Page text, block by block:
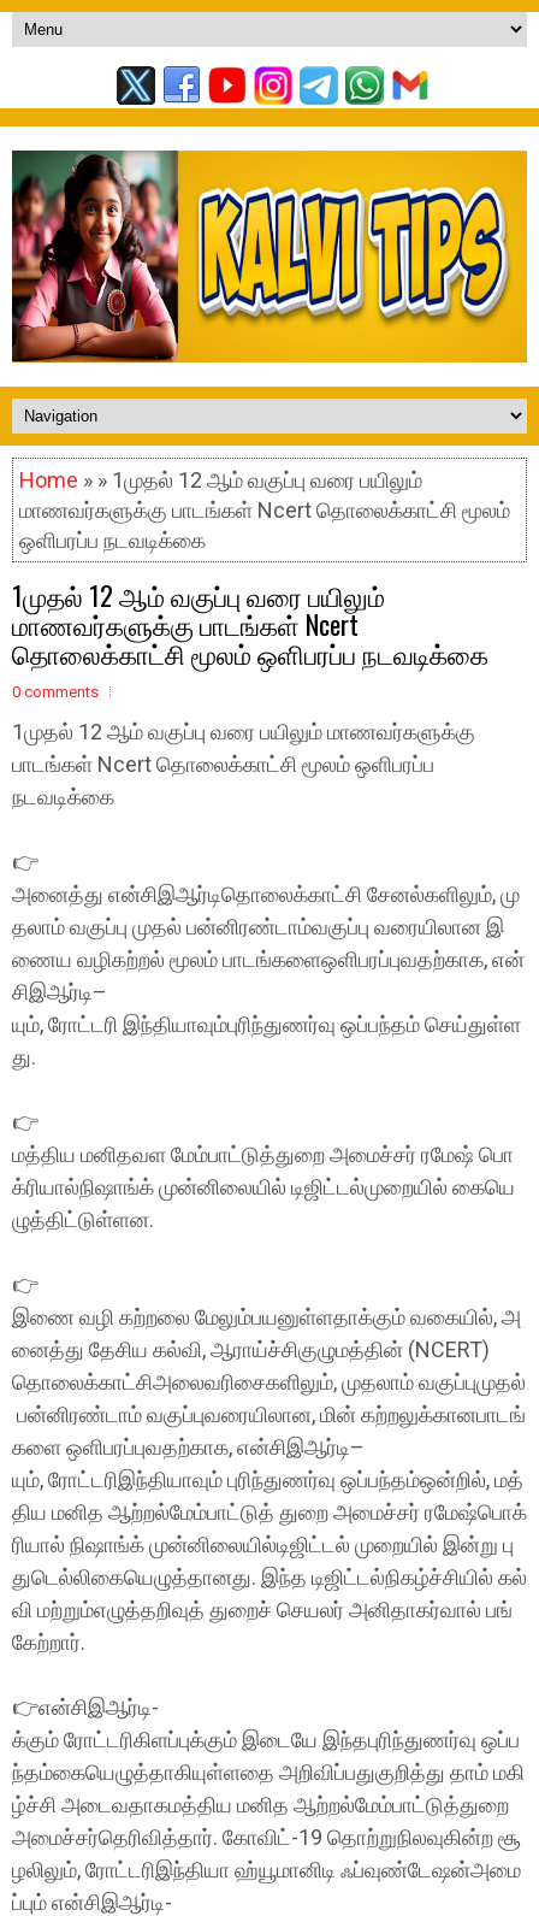
Home » » 1முதல் 12 ஆம் வகுப்பு வரை பயிலும்
மாணவர்களுக்கு பாடங்கள் Ncert தொலைக்காட்சி மூலம்
ஒளிபரப்ப நடவடிக்கை
1முதல் 12 ஆம் வகுப்பு வரை பயிலும்
மாணவர்களுக்கு பாடங்கள் Ncert
தொலைக்காட்சி மூலம் ஒளிபரப்ப நடவடிக்கை
0 comments
1முதல் 12 ஆம் வகுப்பு வரை பயிலும் மாணவர்களுக்கு
பாடங்கள் Ncert தொலைக்காட்சி மூலம் ஒளிபரப்ப
நடவடிக்கை
👉
அனைத்து என்சிஇஆர்டிதொலைக்காட்சி சேனல்களிலும், மு
தலாம் வகுப்பு முதல் பன்னிரண்டாம்வகுப்பு வரையிலான இ
ணைய வழிகற்றல் மூலம் பாடங்களைஒளிபரப்புவதற்காக, என்
சிஇஆர்டி–
யும், ரோட்டரி இந்தியாவும்புரிந்துணர்வு ஒப்பந்தம் செய்துள்ள
து.
👉
மத்திய மனிதவள மேம்பாட்டுத்துறை அமைச்சர் ரமேஷ் பொ
க்ரியால்நிஷாங்க் முன்னிலையில் டிஜிட்டல்முறையில் கையெ
ழுத்திட்டுள்ளன.
👉
இணை வழி கற்றலை மேலும்பயனுள்ளதாக்கும் வகையில், அ
னைத்து தேசிய கல்வி, ஆராய்ச்சிகுழுமத்தின் (NCERT)
தொலைக்காட்சிஅலைவரிசைகளிலும், முதலாம் வகுப்புமுதல்
பன்னிரண்டாம் வகுப்புவரையிலான, மின் கற்றலுக்கானபாடங்
களை ஒளிபரப்புவதற்காக, என்சிஇஆர்டி–
யும், ரோட்டரிஇந்தியாவும் புரிந்துணர்வு ஒப்பந்தம்ஒன்றில், மத்
திய மனித ஆற்றல்மேம்பாட்டுத் துறை அமைச்சர் ரமேஷ்பொக்
ரியால் நிஷாங்க் முன்னிலையில்டிஜிட்டல் முறையில் இன்று பு
துடெல்லிகையெழுத்தானது. இந்த டிஜிட்டல்நிகழ்ச்சியில் கல்
வி மற்றும்எழுத்தறிவுத் துறைச் செயலர் அனிதாகர்வால் பங்
கேற்றார்.
👉என்சிஇஆர்டி-
க்கும் ரோட்டரிகிளப்புக்கும் இடையே இந்தபுரிந்துணர்வு ஒப்ப
ந்தம்கையெழுத்தாகியுள்ளதை அறிவிப்பதுகுறித்து தாம் மகி
ழ்ச்சி அடைவதாகமத்திய மனித ஆற்றல்மேம்பாட்டுத்துறை
அமைச்சர்தெரிவித்தார். கோவிட்-19 தொற்றுநிலவுகின்ற சூ
ழலிலும், ரோட்டரிஇந்தியா ஹ்யூமானிடி ஃப்வுண்டேஷன்அமை
ப்பும் என்சிஇஆர்டி-